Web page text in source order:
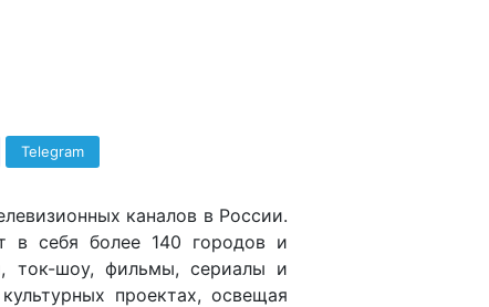
Telegram
каналов в России.
в себя более 140 городов и
ток-шоу, фильмы, сериалы и
проектах, освещая